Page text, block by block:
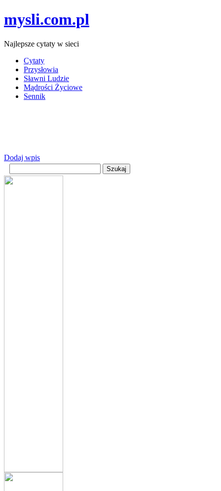
mysli.com.pl
Najlepsze cytaty w sieci
Cytaty
Przysłowia
Sławni Ludzie
Mądrości Życiowe
Sennik
Dodaj wpis